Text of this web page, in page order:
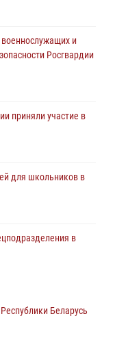
и
Росгвардии
приняли участие в
для школьников в
в
Беларусь